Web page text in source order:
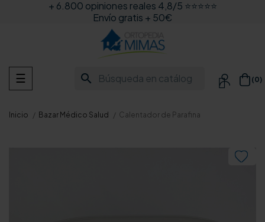
+ 6.800 opiniones reales 4,8/5 ⭐⭐⭐⭐⭐
Envío gratis + 50€
search  (0)
Navegación
de
☰
Inicio Bazar Médico Salud Calentador de Parafina
